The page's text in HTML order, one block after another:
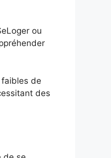
ou
faibles de
des